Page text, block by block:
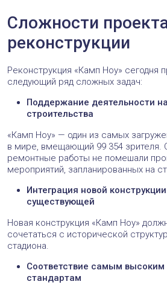
Сложности
реконструкции
Реконструкция «Камп Ноу» сегодня
следующий ряд сложных задач:
Поддержание деятельности
строительства
«Камп Ноу» — один из самых
в мире, вмещающий 99 354 зрителя.
ремонтные работы не помешали
мероприятий, запланированных на
Интеграция новой
существующей
Новая конструкция «Камп Ноу»
сочетаться с исторической
стадиона.
Соответствие самым высоким
стандартам